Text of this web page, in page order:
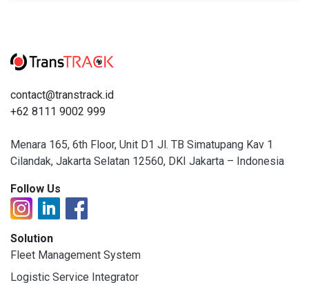
contact@transtrack.id
+62 8111 9002 999
Menara 165, 6th Floor, Unit D1 Jl. TB Simatupang Kav 1
Cilandak, Jakarta Selatan 12560, DKI Jakarta – Indonesia
Follow Us
Solution
Fleet Management System
Logistic Service Integrator